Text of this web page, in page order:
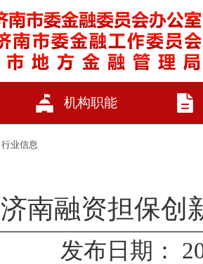
机构职能
行业信息
济南融资担保创
发布日期：